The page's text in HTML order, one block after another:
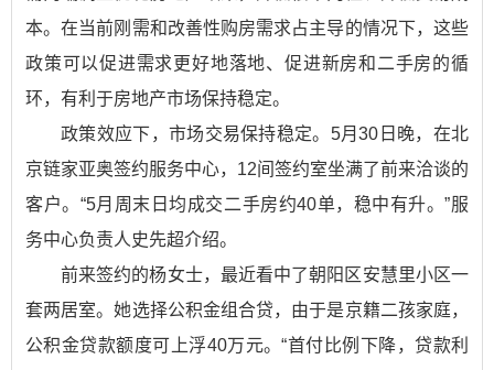
本。在当前刚需和改善性购房需求占主导的情况下，这些
政策可以促进需求更好地落地、促进新房和二手房的循
环，有利于房地产市场保持稳定。
政策效应下，市场交易保持稳定。5月30日晚，在北
京链家亚奥签约服务中心，12间签约室坐满了前来洽谈的
客户。“5月周末日均成交二手房约40单，稳中有升。”服
务中心负责人史先超介绍。
前来签约的杨女士，最近看中了朝阳区安慧里小区一
套两居室。她选择公积金组合贷，由于是京籍二孩家庭，
公积金贷款额度可上浮40万元。“首付比例下降，贷款利